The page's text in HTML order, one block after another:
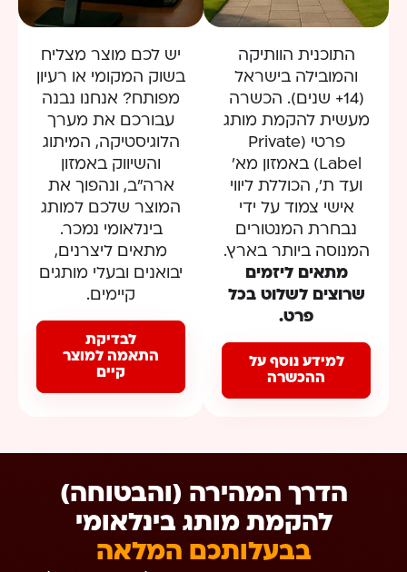
התוכנית הוותיקה
והמובילה בישראל
(14+ שנים). הכשרה
מעשית להקמת מותג
פרטי (Private
Label) באמזון מא’
ועד ת’, הכוללת ליווי
אישי צמוד על ידי
נבחרת המנטורים
המנוסה ביותר בארץ.
מתאים ליזמים
שרוצים לשלוט בכל
פרט.
למידע נוסף על
ההכשרה
יש לכם מוצר מצליח
בשוק המקומי או רעיון
מפותח? אנחנו נבנה
עבורכם את מערך
הלוגיסטיקה, המיתוג
והשיווק באמזון
ארה”ב, ונהפוך את
המוצר שלכם למותג
בינלאומי נמכר.
מתאים ליצרנים,
יבואנים ובעלי מותגים
קיימים.
לבדיקת
התאמה למוצר
קיים
הדרך המהירה (והבטוחה)
להקמת מותג בינלאומי
בבעלותכם המלאה